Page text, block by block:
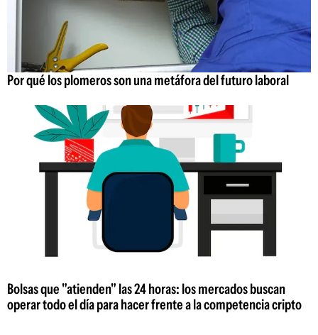
Por qué los plomeros son una metáfora del futuro laboral
Bolsas que "atienden" las 24 horas: los mercados buscan
operar todo el día para hacer frente a la competencia cripto